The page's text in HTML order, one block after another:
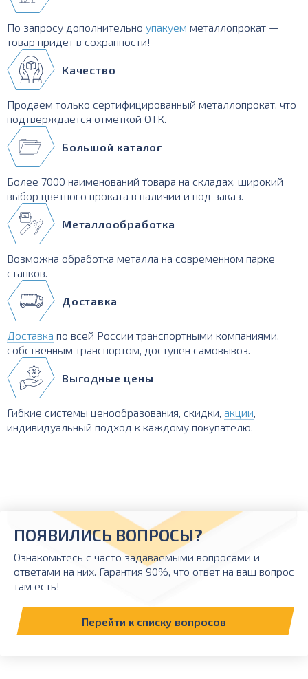
По запросу дополнительно упакуем металлопрокат —
товар придет в сохранности!
Качество
Продаем только сертифицированный металлопрокат, что
подтверждается отметкой ОТК.
Большой каталог
Более 7000 наименований товара на складах, широкий
выбор цветного проката в наличии и под заказ.
Металлообработка
Возможна обработка металла на современном парке
станков.
Доставка
Доставка по всей России транспортными компаниями,
собственным транспортом, доступен самовывоз.
Выгодные цены
Гибкие системы ценообразования, скидки, акции,
индивидуальный подход к каждому покупателю.
ПОЯВИЛИСЬ ВОПРОСЫ?
Ознакомьтесь с часто задаваемыми вопросами и
ответами на них. Гарантия 90%, что ответ на ваш вопрос
там есть!
Перейти к списку вопросов